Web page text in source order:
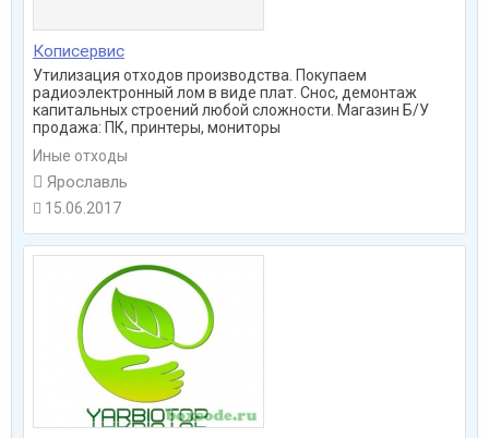
Кописервис
Утилизация отходов производства. Покупаем
радиоэлектронный лом в виде плат. Снос, демонтаж
капитальных строений любой сложности. Магазин Б/У
продажа: ПК, принтеры, мониторы
Иные отходы
 Ярославль
 15.06.2017